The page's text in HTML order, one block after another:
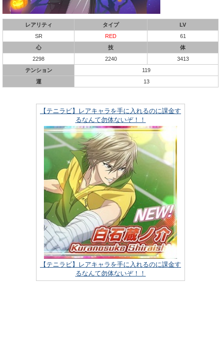
レアリティ タイプ
LV
SR
RED
61
心
技
体
2298
2240
3413
テンション
119
運
13
【テニラビ】レアキャラを手に入れるのに課金す
るなんて勿体ないぞ！！
【テニラビ】レアキャラを手に入れるのに課金す
るなんて勿体ないぞ！！